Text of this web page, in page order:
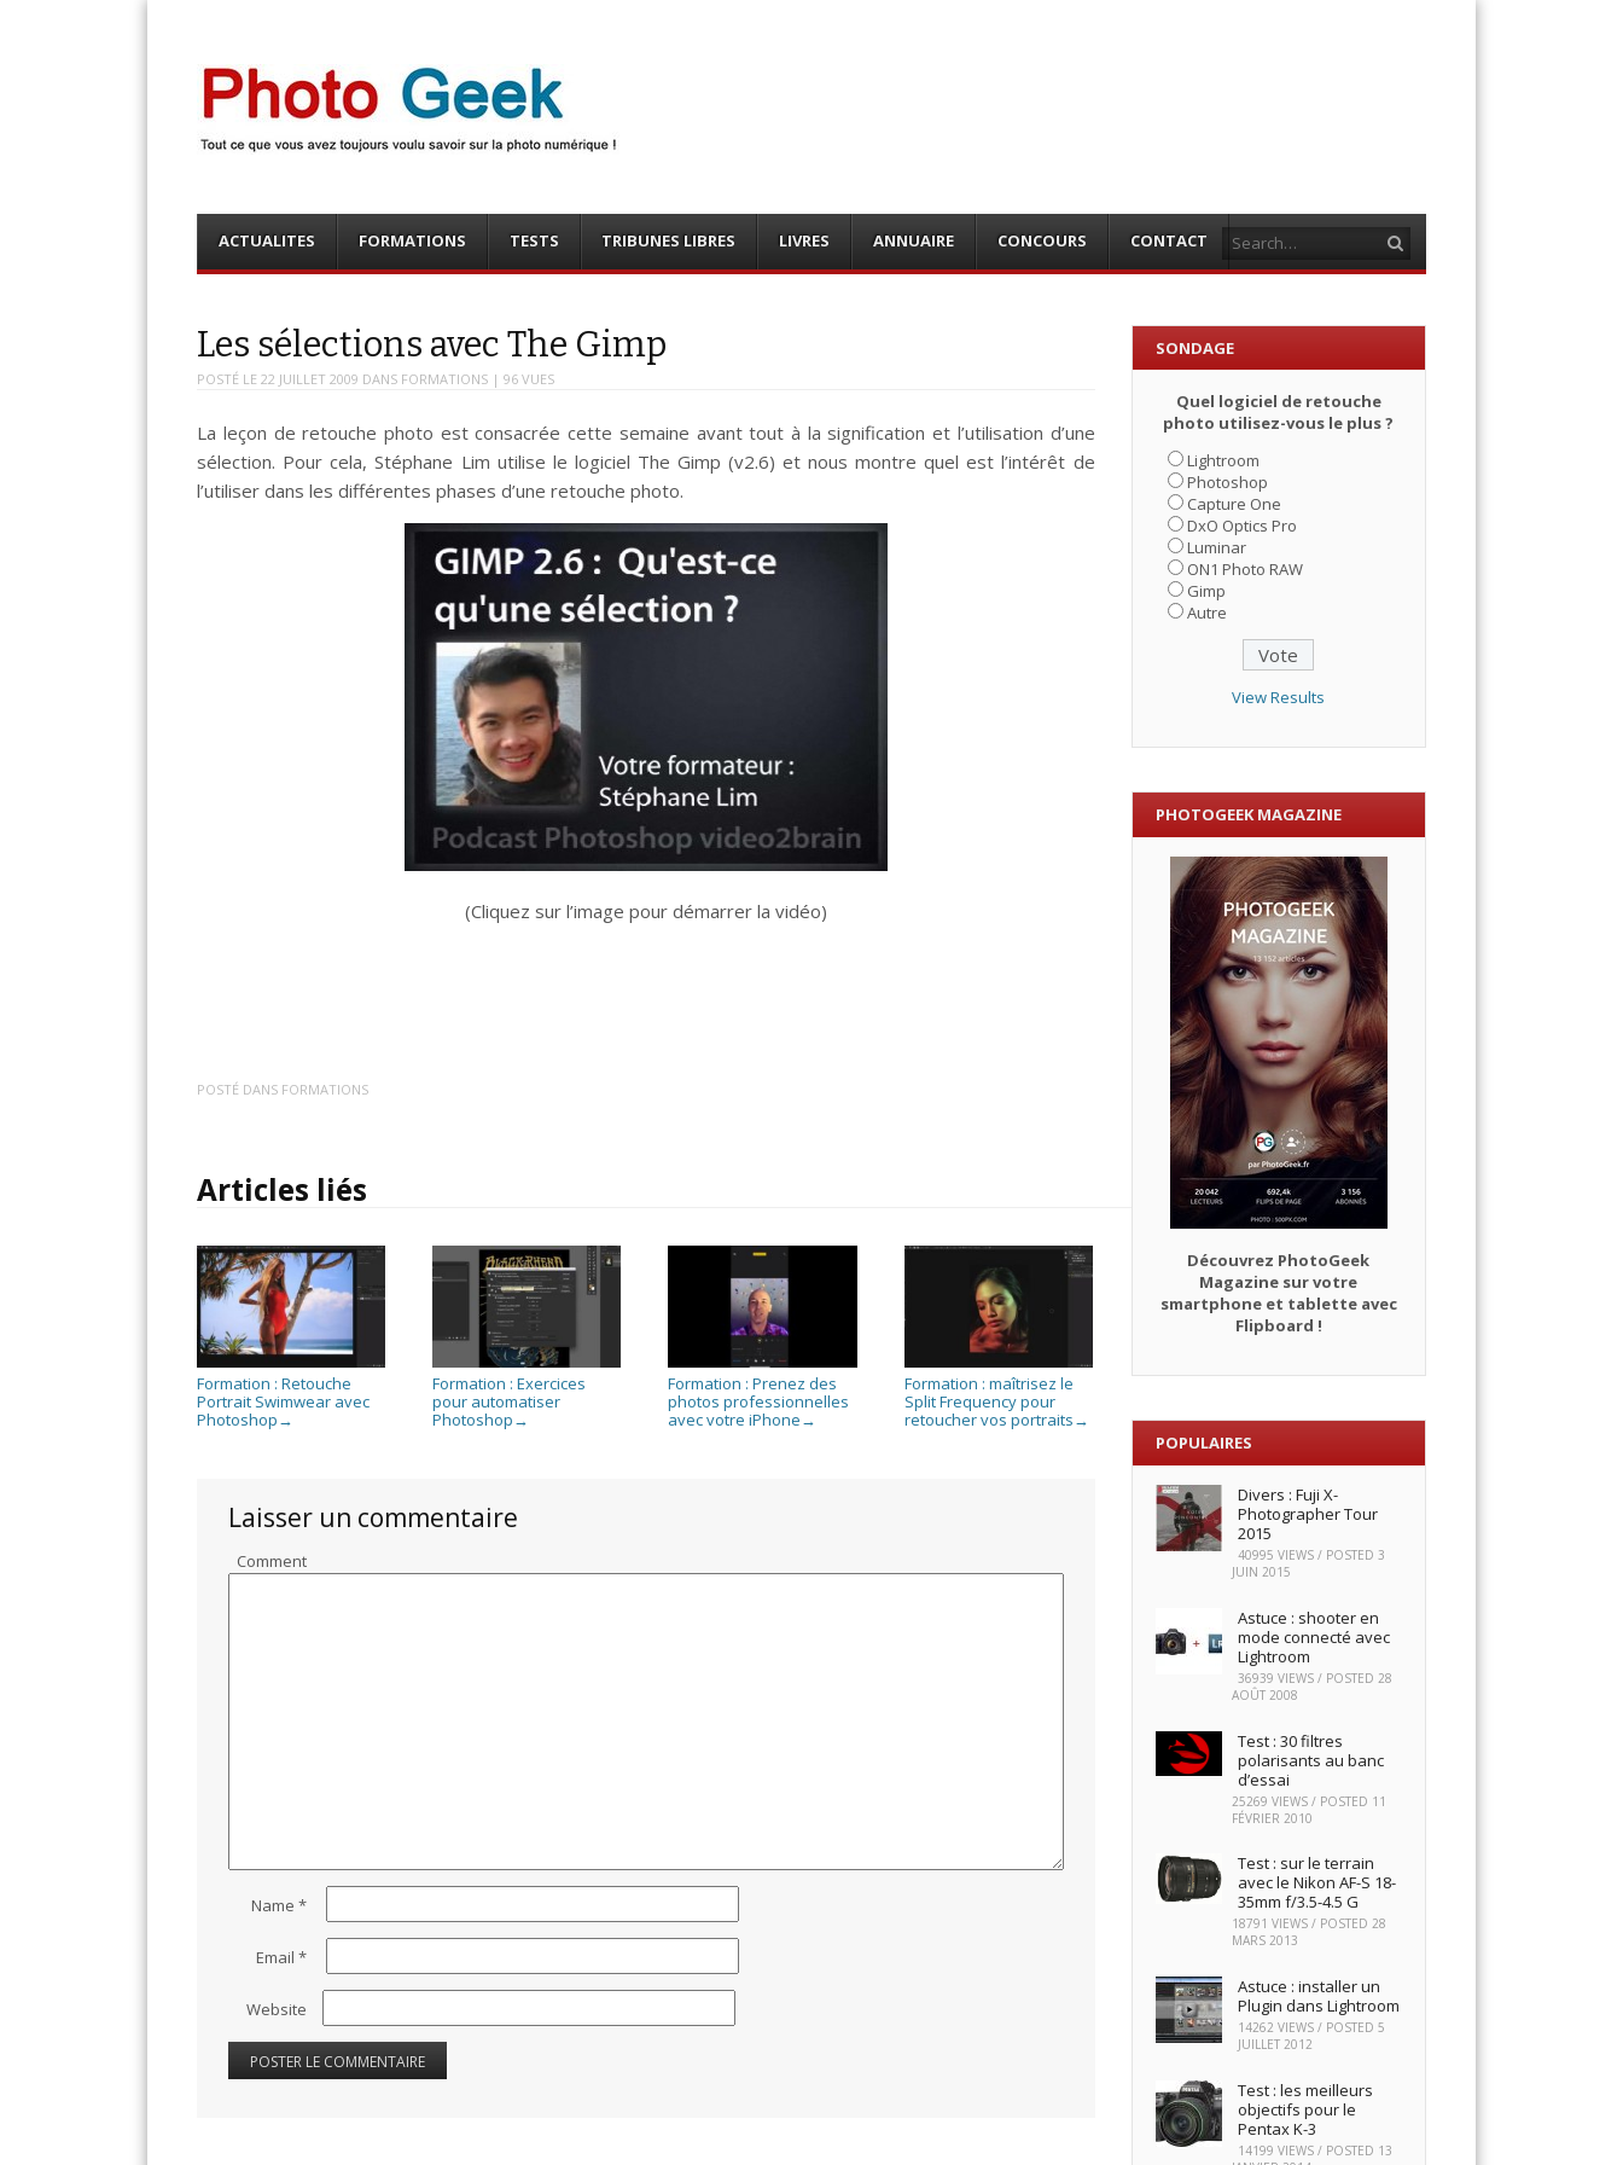
Photo Geek
Menu
content
ACTUALITES FORMATIONS TESTS TRIBUNES LIBRES LIVRES ANNUAIRE CONCOURS CONTACT
Les sélections avec The Gimp
POSTÉ LE22 JUILLET 2009 DANS FORMATIONS | 96 VUES
La leçon de retouche photo est consacrée cette semaine avant tout à la signification et l’utilisation d’une
sélection. Pour cela, Stéphane Lim utilise le logiciel The Gimp (v2.6) et nous montre quel est l’intérêt de
l’utiliser dans les différentes phases d’une retouche photo.
(Cliquez sur l’image pour démarrer la vidéo)
POSTÉ DANS FORMATIONS
Articles liés
Formation : Retouche
Portrait Swimwear avec
Photoshop →
Formation : Exercices
pour automatiser
Photoshop →
Formation : Prenez des
photos professionnelles
avec votre iPhone →
Formation : maîtrisez le
Split Frequency pour
retoucher vos portraits →
Laisser un commentaire
Comment
Name*
Email*
Website
SONDAGE
Quel logiciel de retouche
photo utilisez-vous le plus ?
Lightroom
Photoshop
Capture One
DxO Optics Pro
Luminar
ON1 Photo RAW
Gimp
Autre
View Results
PHOTOGEEK MAGAZINE
Découvrez PhotoGeek
Magazine sur votre
smartphone et tablette avec
Flipboard !
POPULAIRES
Divers : Fuji X-
Photographer Tour
2015
40995 VIEWS / POSTED3
JUIN 2015
Astuce : shooter en
mode connecté avec
Lightroom
36939 VIEWS / POSTED28
AOÛT 2008
Test : 30 filtres
polarisants au banc
d’essai
25269 VIEWS / POSTED 11
FÉVRIER 2010
Test : sur le terrain
avec le Nikon AF-S 18-
35mm f/3.5-4.5 G
18791 VIEWS / POSTED28
MARS 2013
Astuce : installer un
Plugin dans Lightroom
14262 VIEWS / POSTED5
JUILLET 2012
Test : les meilleurs
objectifs pour le
Pentax K-3
14199 VIEWS / POSTED 13